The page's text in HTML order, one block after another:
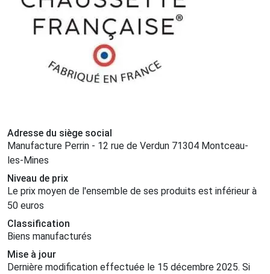
Adresse du siège social
Manufacture Perrin - 12 rue de Verdun 71304 Montceau-
les-Mines
Niveau de prix
Le prix moyen de l'ensemble de ses produits est inférieur à
50 euros
Classification
Biens manufacturés
Mise à jour
Dernière modification effectuée le 15 décembre 2025. Si